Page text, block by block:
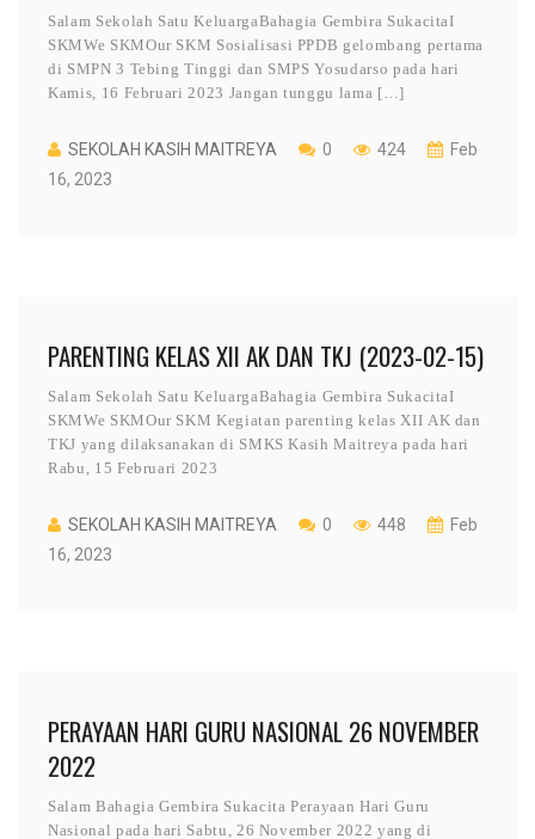
Salam Sekolah Satu KeluargaBahagia Gembira SukacitaI
SKMWe SKMOur SKM Sosialisasi PPDB gelombang pertama
di SMPN 3 Tebing Tinggi dan SMPS Yosudarso pada hari
Kamis, 16 Februari 2023 Jangan tunggu lama […]
SEKOLAH KASIH MAITREYA 0 424
Feb
16, 2023
PARENTING KELAS XII AK DAN TKJ (2023-02-15)
Salam Sekolah Satu KeluargaBahagia Gembira SukacitaI
SKMWe SKMOur SKM Kegiatan parenting kelas XII AK dan
TKJ yang dilaksanakan di SMKS Kasih Maitreya pada hari
Rabu, 15 Februari 2023
SEKOLAH KASIH MAITREYA 0 448
Feb
16, 2023
PERAYAAN HARI GURU NASIONAL 26 NOVEMBER
2022
Salam Bahagia Gembira Sukacita Perayaan Hari Guru
Nasional pada hari Sabtu, 26 November 2022 yang di